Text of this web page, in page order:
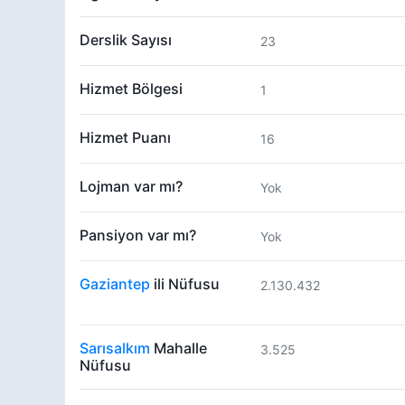
Derslik Sayısı 23
Hizmet Bölgesi 1
Hizmet Puanı 16
Lojman var mı? Yok
Pansiyon var mı? Yok
Gaziantep ili Nüfusu 2.130.432
Sarısalkım Mahalle
Nüfusu
3.525